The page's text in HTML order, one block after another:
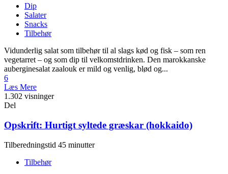
Dip
Salater
Snacks
Tilbehør
Vidunderlig salat som tilbehør til al slags kød og fisk – som ren
vegetarret – og som dip til velkomstdrinken. Den marokkanske
auberginesalat zaalouk er mild og venlig, blød og...
6
Læs Mere
1.302 visninger
Del
Opskrift: Hurtigt syltede græskar (hokkaido)
Tilberedningstid 45 minutter
Tilbehør